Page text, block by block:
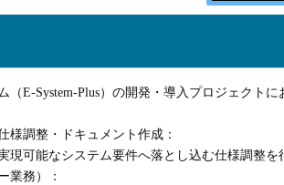
（E-System-Plus）の開発・導入プロジェクト
様調整・ドキュメント作成：
現可能なシステム要件へ落とし込む仕様調整を
業務）：